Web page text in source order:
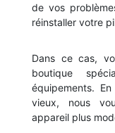
de vos
réinstaller votre
Dans ce cas,
boutique
équipements.
vieux, nous
appareil plus